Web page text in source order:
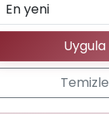
Uygula
Temizle